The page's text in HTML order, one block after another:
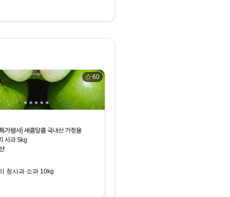
60
청사과 소과 10kg